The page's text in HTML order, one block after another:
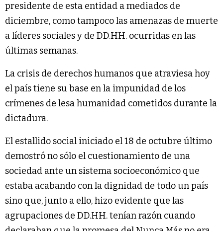
presidente de esta entidad a mediados de
diciembre, como tampoco las amenazas de muerte
a líderes sociales y de DD.HH. ocurridas en las
últimas semanas.
La crisis de derechos humanos que atraviesa hoy
el país tiene su base en la impunidad de los
crímenes de lesa humanidad cometidos durante la
dictadura.
El estallido social iniciado el 18 de octubre último
demostró no sólo el cuestionamiento de una
sociedad ante un sistema socioeconómico que
estaba acabando con la dignidad de todo un país
sino que, junto a ello, hizo evidente que las
agrupaciones de DD.HH. tenían razón cuando